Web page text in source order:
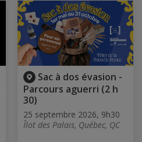
Sac à dos évasion -
Parcours aguerri (2 h
30)
25 septembre 2026, 9h30
Îlot des Palais, Québec, QC